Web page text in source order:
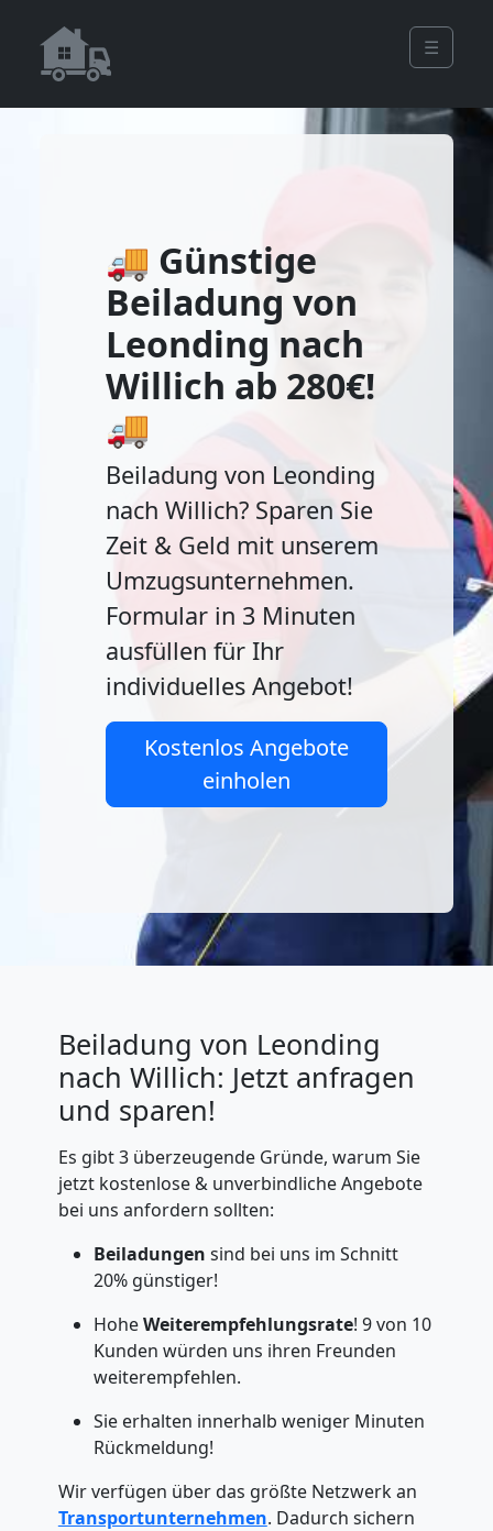
☰
🚚 Günstige
Beiladung von
Leonding nach
Willich ab 280€!
🚚
Beiladung von Leonding
nach Willich? Sparen Sie
Zeit & Geld mit unserem
Umzugsunternehmen.
Formular in 3 Minuten
ausfüllen für Ihr
individuelles Angebot!
Kostenlos Angebote
einholen
Beiladung von Leonding
nach Willich: Jetzt anfragen
und sparen!
Es gibt 3 überzeugende Gründe, warum Sie
jetzt kostenlose & unverbindliche Angebote
bei uns anfordern sollten:
Beiladungen sind bei uns im Schnitt
20% günstiger!
HoheWeiterempfehlungsrate! 9 von 10
Kunden würden uns ihren Freunden
weiterempfehlen.
Sie erhalten innerhalb weniger Minuten
Rückmeldung!
Wir verfügen über das größte Netzwerk an
Transportunternehmen. Dadurch sichern